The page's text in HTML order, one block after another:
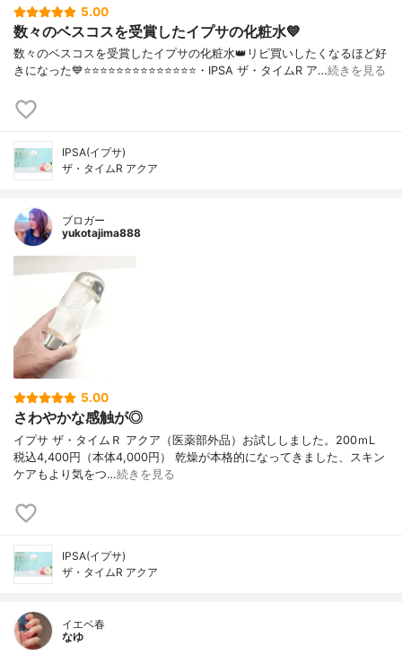
5.00
数々のベスコスを受賞したイプサの化粧水💙
数々のベスコスを受賞したイプサの化粧水👑リピ買いしたくなるほど好
きになった💙⭐️⭐️⭐️⭐️⭐️⭐️⭐️⭐️⭐️⭐️⭐️⭐️⭐️⭐️・IPSA ザ・タイムR ア…続きを見る
IPSA(イプサ)
ザ・タイムR アクア
ブロガー
yukotajima888
5.00
さわやかな感触が◎
イプサ ザ・タイムＲ アクア（医薬部外品）お試ししました。200ｍL
税込4,400円（本体4,000円） 乾燥が本格的になってきました、スキン
ケアもより気をつ…続きを見る
IPSA(イプサ)
ザ・タイムR アクア
イエベ春
なゆ